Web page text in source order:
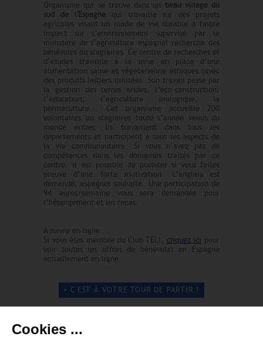
Organisme qui se trouve dans un
beau village du
sud de l'Espagne qui travaille sur des projets
agricoles visant un mode de vie durable à faible
impact sur l’environnement supervisé par le
ministère de l’agriculture espagnol recherche des
bénévoles ou stagiaires. Ce centre de recherches et
d’études travaille à la mise en place d’une
alimentation saine et végétarienne éthiques (avec
des produits laitiers limitée). Son travail passe par
la gestion des terres arides, l’éco-construction,
l’éducation, l’agriculture biologique, la
permaculture... Cet organisme accueille 200
volontaires ou stagiaires toute l’année venus du
monde entier. Ils travaillent dans tous les
départements et participent à tous les aspects de
la vie communautaire. Si vous n’avez pas de
compétences dans les domaines traités par ce
centre, il est possible de postuler si vous faites
preuve d’une forte motivation. L’anglais est
demandé, espagnol souhaité. Une participation de
94 euros/semaine vous sera demandée pour
l’hébergement et les repas.
A suivre en ligne...
Si vous êtes membre du Club TELI, cliquez ici pour
voir toutes les offres de bénévolat en Espagne
actuellement en ligne.
> C'EST À VOTRE TOUR DE PARTIR !
Cookies ...